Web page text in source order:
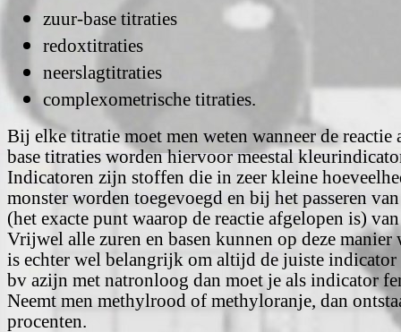
zuur-base titraties
redoxtitraties
neerslagtitraties
complexometrische titraties.
Bij elke titratie moet men weten wanneer de
base titraties worden hiervoor meestal
Indicatoren zijn stoffen die in zeer kleine
monster worden toegevoegd en bij het passeren
(het exacte punt waarop de reactie afgelopen is)
Vrijwel alle zuren en basen kunnen op deze manier
is echter wel belangrijk om altijd de juiste indicator
bv azijn met natronloog dan moet je als indicator
Neemt men methylrood of methyloranje, dan
procenten.